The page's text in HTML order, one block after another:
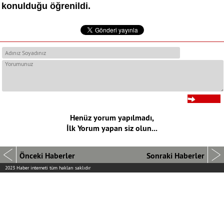
konulduğu öğrenildi.
Henüz yorum yapılmadı,
İlk Yorum yapan siz olun...
Önceki Haberler Sonraki Haberler
2023 Haber interneti tüm hakları saklıdır